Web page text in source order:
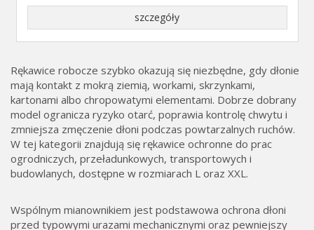
szczegóły
Rękawice robocze szybko okazują się niezbędne, gdy dłonie
mają kontakt z mokrą ziemią, workami, skrzynkami,
kartonami albo chropowatymi elementami. Dobrze dobrany
model ogranicza ryzyko otarć, poprawia kontrolę chwytu i
zmniejsza zmęczenie dłoni podczas powtarzalnych ruchów.
W tej kategorii znajdują się rękawice ochronne do prac
ogrodniczych, przeładunkowych, transportowych i
budowlanych, dostępne w rozmiarach L oraz XXL.
Wspólnym mianownikiem jest podstawowa ochrona dłoni
przed typowymi urazami mechanicznymi oraz pewniejszy